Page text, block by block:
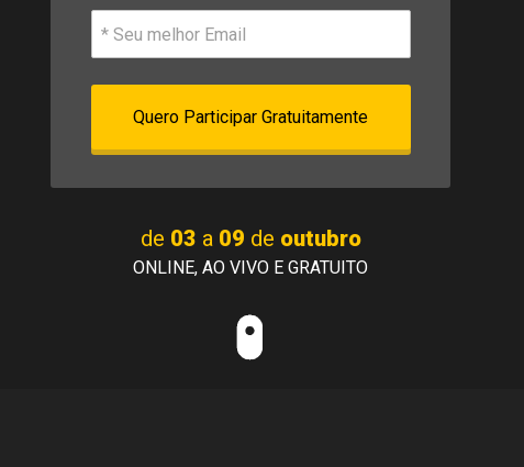
Quero Participar Gratuitamente
de 03 a 09 de outubro
ONLINE, AO VIVO E GRATUITO